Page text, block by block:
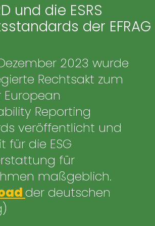
und die ESRS
der EFRAG
2023 wurde
Rechtsakt zum
European
Reporting
veröffentlicht und
für die ESG
für
maßgeblich.
der deutschen
)